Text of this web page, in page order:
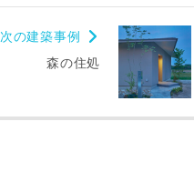
次の建築事例
森の住処